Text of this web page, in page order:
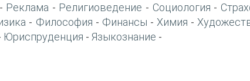
- Реклама - Религиоведение - Социология -
- Философия - Финансы - Химия -
Юриспруденция - Языкознание -